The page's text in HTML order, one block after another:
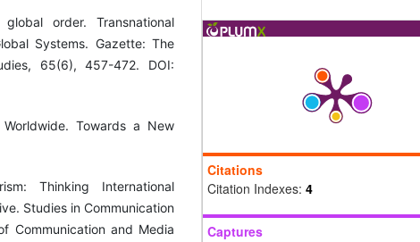
order. Transnational
Systems. Gazette: The
65(6), 457-472. DOI:
Towards a New
Thinking International
Studies in Communication
Communication and Media
Citations
Citation Indexes: 4
Captures